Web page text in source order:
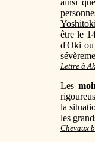
ainsi
Yoshitoki
être le
d'Oki
Lettre à
Les
la
les
Chevaux